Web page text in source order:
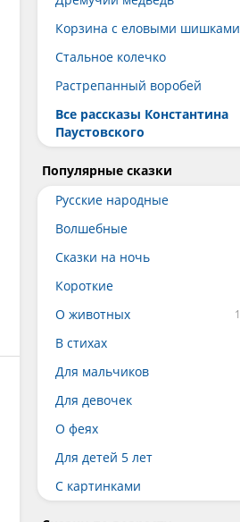
Корзина с еловыми шишками
Стальное колечко
Растрепанный воробей
Все рассказы Константина
Паустовского
Популярные сказки
Русские народные
Волшебные
Сказки на ночь
Короткие
О животных
В стихах
Для мальчиков
Для девочек
О феях
Для детей 5 лет
С картинками